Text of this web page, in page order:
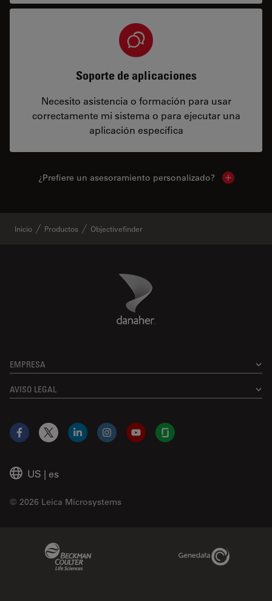
Soporte de aplicaciones
Necesito asistencia o formación para usar
correctamente mi sistema o para ejecutar una
aplicación específica
¿Prefiere un asesoramiento personalizado? Show local
Inicio Productos Objectivefinder
Danaher Logo
EMPRESA
AVISO LEGAL
US | es
© 2026 Leica Microsystems
Facebook
X LinkedInInstagramYouTubeGlassdoor
Genedata Link